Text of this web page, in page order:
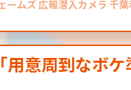
ームズ 広報潜入カメラ 千
用意周到なボケ